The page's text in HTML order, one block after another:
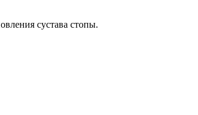
сустава стопы.